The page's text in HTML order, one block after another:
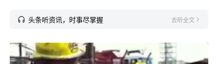
头条听资讯，时事尽掌握 去听全文